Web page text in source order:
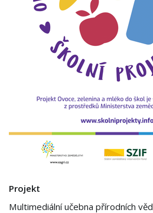
Projekt
Multimediální učebna přírodních věd